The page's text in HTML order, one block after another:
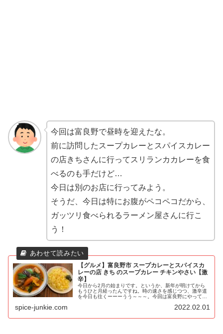
今回は富良野で昼時を迎えたな。
前に訪問したスープカレーとスパイスカレー
の店きちさんに行ってスリランカカレーを食
べるのも手だけど…
今日は別のお店に行ってみよう。
そうだ、今日は特にお腹がペコペコだから、
ガッツリ食べられるラーメン屋さんに行こ
う！
【グルメ】富良野市 スープカレーとスパイスカ
レーの店 きち のスープカレー チキンやさい【激
辛】
今日から2月の始まりです。というか、新年が明けてから
もうひと月経ったんですね。時の速さを感じつつ、激辛道
を今日も往くーーーうう～～～。今回は富良野にやってき
spice-junkie.com 2022.02.01